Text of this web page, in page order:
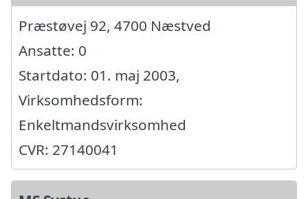
Præstøvej 92, 4700 Næstved
Ansatte: 0
Startdato: 01. maj 2003,
Virksomhedsform:
Enkeltmandsvirksomhed
CVR: 27140041